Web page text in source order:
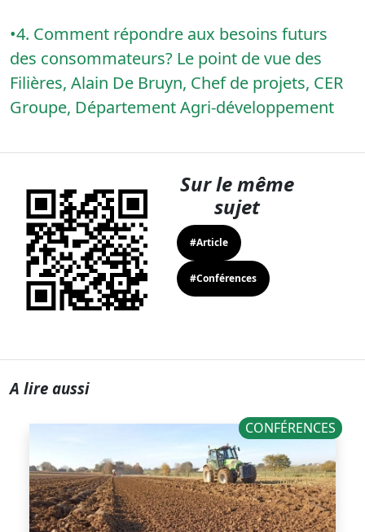
•4. Comment répondre aux besoins futurs
des consommateurs? Le point de vue des
Filières, Alain De Bruyn, Chef de projets, CER
Groupe, Département Agri-développement
Sur le même
sujet
#Article
#Conférences
A lire aussi
CONFÉRENCES